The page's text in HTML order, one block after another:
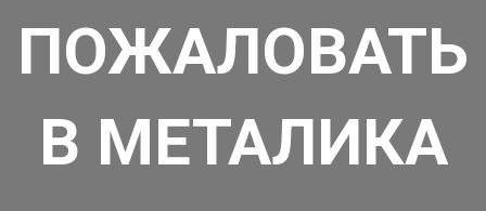
ПОЖАЛОВАТЬ
В МЕТАЛИКА